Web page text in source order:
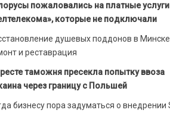
пожаловались на платные услуги
которые не подключали
душевых поддонов в
и реставрация
таможня пресекла попытку ввоза
через границу с Польшей
бизнесу пора задуматься о внедрении